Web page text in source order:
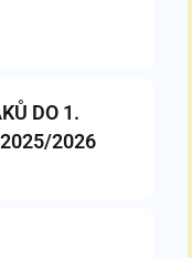
DO 1.
2025/2026